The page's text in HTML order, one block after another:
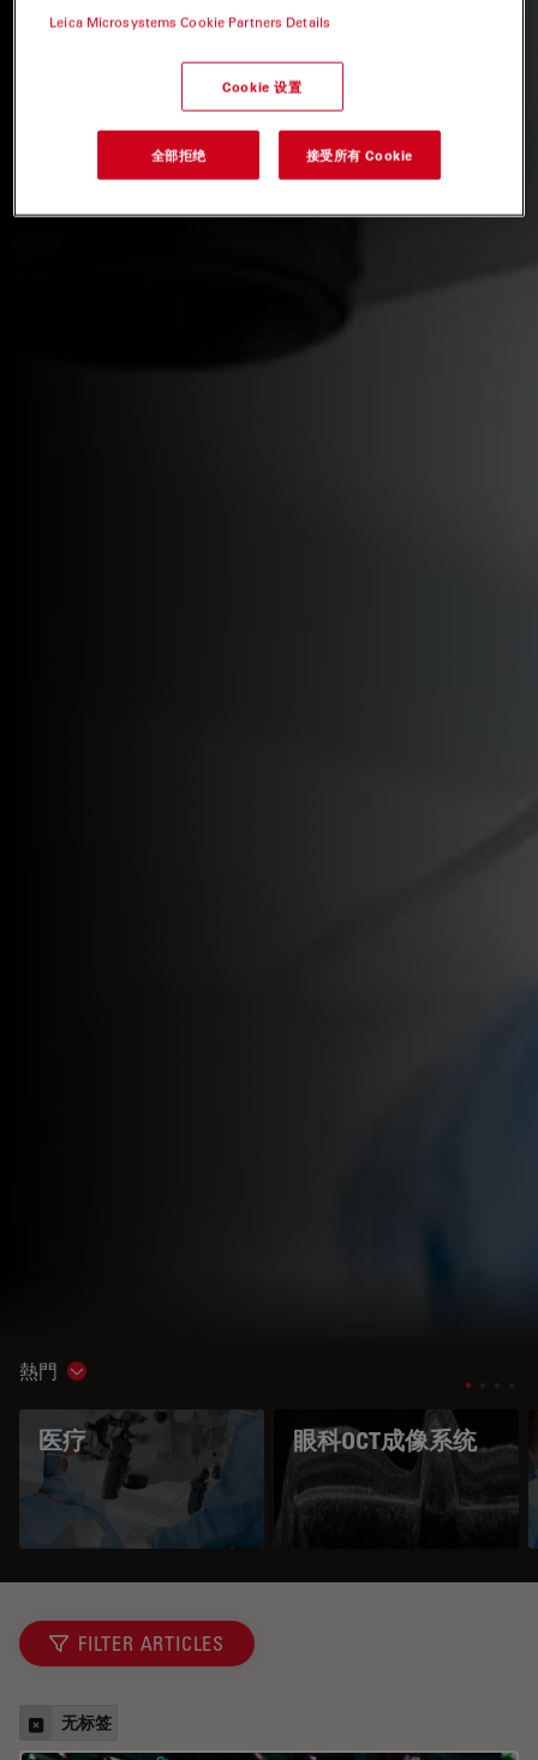
熱門 Show subnavigation
医疗 眼科OCT成像系统
FILTER ARTICLES
无标签
Leica Microsystems Cookie Partners Details
Cookie 设置
全部拒绝 接受所有 Cookie